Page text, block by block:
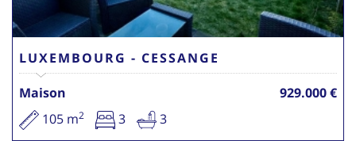
LUXEMBOURG - CESSANGE
Maison
929.000 €
105 m2 3 3